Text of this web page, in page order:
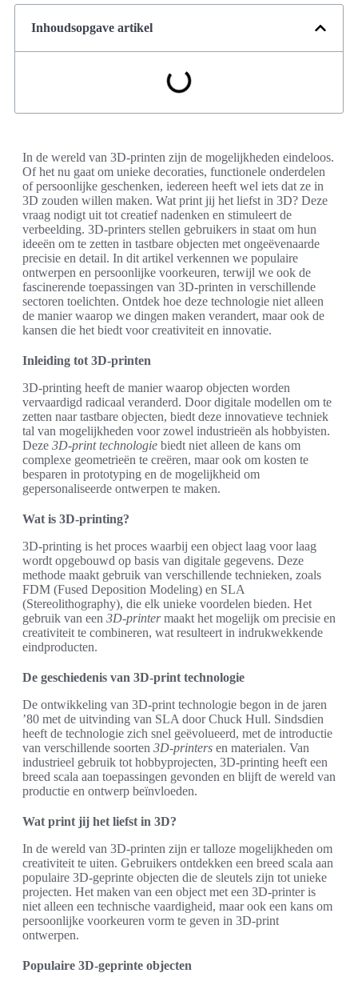
Inhoudsopgave artikel
In de wereld van 3D-printen zijn de mogelijkheden eindeloos.
Of het nu gaat om unieke decoraties, functionele onderdelen
of persoonlijke geschenken, iedereen heeft wel iets dat ze in
3D zouden willen maken. Wat print jij het liefst in 3D? Deze
vraag nodigt uit tot creatief nadenken en stimuleert de
verbeelding. 3D-printers stellen gebruikers in staat om hun
ideeën om te zetten in tastbare objecten met ongeëvenaarde
precisie en detail. In dit artikel verkennen we populaire
ontwerpen en persoonlijke voorkeuren, terwijl we ook de
fascinerende toepassingen van 3D-printen in verschillende
sectoren toelichten. Ontdek hoe deze technologie niet alleen
de manier waarop we dingen maken verandert, maar ook de
kansen die het biedt voor creativiteit en innovatie.
Inleiding tot 3D-printen
3D-printing heeft de manier waarop objecten worden
vervaardigd radicaal veranderd. Door digitale modellen om te
zetten naar tastbare objecten, biedt deze innovatieve techniek
tal van mogelijkheden voor zowel industrieën als hobbyisten.
Deze 3D-print technologie biedt niet alleen de kans om
complexe geometrieën te creëren, maar ook om kosten te
besparen in prototyping en de mogelijkheid om
gepersonaliseerde ontwerpen te maken.
Wat is 3D-printing?
3D-printing is het proces waarbij een object laag voor laag
wordt opgebouwd op basis van digitale gegevens. Deze
methode maakt gebruik van verschillende technieken, zoals
FDM (Fused Deposition Modeling) en SLA
(Stereolithography), die elk unieke voordelen bieden. Het
gebruik van een 3D-printermaakt het mogelijk om precisie en
creativiteit te combineren, wat resulteert in indrukwekkende
eindproducten.
De geschiedenis van 3D-print technologie
De ontwikkeling van 3D-print technologie begon in de jaren
’80 met de uitvinding van SLA door Chuck Hull. Sindsdien
heeft de technologie zich snel geëvolueerd, met de introductie
van verschillende soorten 3D-printers en materialen. Van
industrieel gebruik tot hobbyprojecten, 3D-printing heeft een
breed scala aan toepassingen gevonden en blijft de wereld van
productie en ontwerp beïnvloeden.
Wat print jij het liefst in 3D?
In de wereld van 3D-printen zijn er talloze mogelijkheden om
creativiteit te uiten. Gebruikers ontdekken een breed scala aan
populaire 3D-geprinte objecten die de sleutels zijn tot unieke
projecten. Het maken van een object met een 3D-printer is
niet alleen een technische vaardigheid, maar ook een kans om
persoonlijke voorkeuren vorm te geven in 3D-print
ontwerpen.
Populaire 3D-geprinte objecten